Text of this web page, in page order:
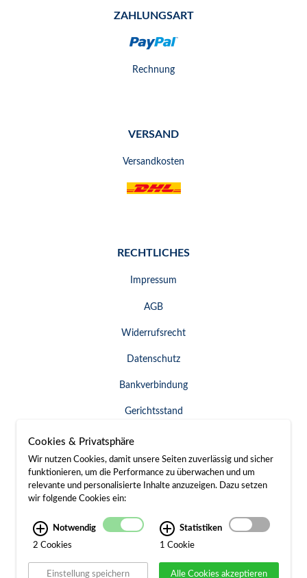
ZAHLUNGSART
Rechnung
VERSAND
Versandkosten
RECHTLICHES
Impressum
AGB
Widerrufsrecht
Datenschutz
Bankverbindung
Gerichtsstand
Widerruf erklären
SERVICE & KONTAKT
Besuch / Anfahrt
Kontakt
Cookies & Privatsphäre
Wir nutzen Cookies, damit unsere Seiten zuverlässig und sicher
funktionieren, um die Performance zu überwachen und um
relevante und personalisierte Inhalte anzuzeigen. Dazu setzen
wir folgende Cookies ein:
Notwendig
2 Cookies
Statistiken
1 Cookie
Einstellung speichern Alle Cookies akzeptieren